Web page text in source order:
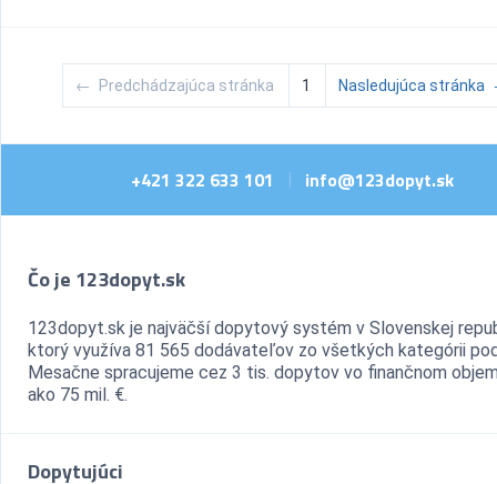
← Predchádzajúca stránka 1 Nasledujúca stránka
+421 322 633 101 | info@123dopyt.sk
Čo je 123dopyt.sk
123dopyt.sk je najväčší dopytový systém v Slovenskej
ktorý využíva 81 565 dodávateľov zo všetkých kategórii
Mesačne spracujeme cez 3 tis. dopytov vo finančnom
ako 75 mil. €.
Dopytujúci